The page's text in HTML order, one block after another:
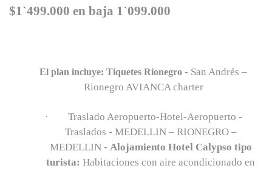
$1`499.000 en baja 1`099.000
El plan incluye: Tiquetes Rionegro - San Andrés –
Rionegro AVIANCA charter
·
Traslado Aeropuerto-Hotel-Aeropuerto -
Traslados - MEDELLIN – RIONEGRO –
MEDELLIN - Alojamiento Hotel Calypso tipo
turista: Habitaciones con aire acondicionado en